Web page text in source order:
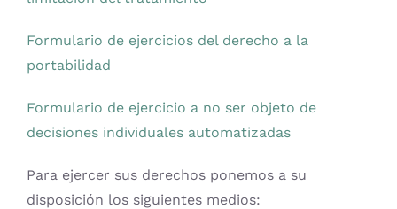
Formulario de ejercicios del derecho a la
portabilidad
Formulario de ejercicio a no ser objeto de
decisiones individuales automatizadas
Para ejercer sus derechos ponemos a su
disposición los siguientes medios: